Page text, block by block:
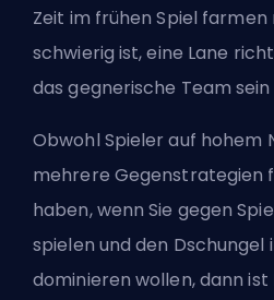
Zeit im frühen Spiel farmen
schwierig ist, eine Lane
das gegnerische Team
Obwohl Spieler auf hohem
mehrere Gegenstrategien
haben, wenn Sie gegen
spielen und den Dschungel
dominieren wollen, dann